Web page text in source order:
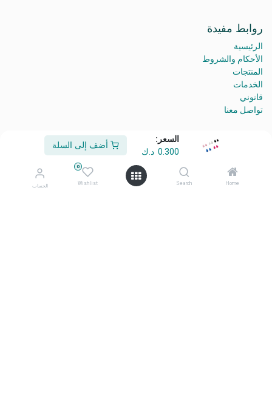
السعر:
0.300 د.ك
أضف إلى السلة
Home
Search
0
Wishlist الحساب
روابط مفيدة
الرئيسية
الأحكام والشروط
المنتجات
الخدمات
قانوني
تواصل معنا
أهلًا وسهلًا بكم في شركة معرض أفكاري